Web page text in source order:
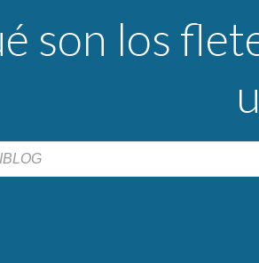
son los